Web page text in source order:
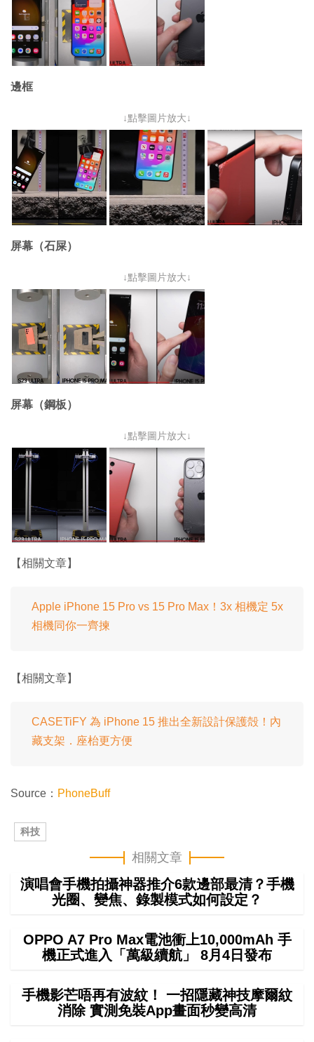
邊框
↓點擊圖片放大↓
屏幕（石屎）
↓點擊圖片放大↓
屏幕（鋼板）
↓點擊圖片放大↓
【相關文章】
Apple iPhone 15 Pro vs 15 Pro Max！3x 相機定 5x
相機同你一齊揀
【相關文章】
CASETiFY 為 iPhone 15 推出全新設計保護殻！內
藏支架．座枱更方便
Source： PhoneBuff
科技
相關文章
演唱會手機拍攝神器推介6款邊部最清？手機
光圈、變焦、錄製模式如何設定？
OPPO A7 Pro Max電池衝上10,000mAh 手
機正式進入「萬級續航」 8月4日發布
手機影芒唔再有波紋！ 一招隱藏神技摩爾紋
消除 實測免裝App畫面秒變高清